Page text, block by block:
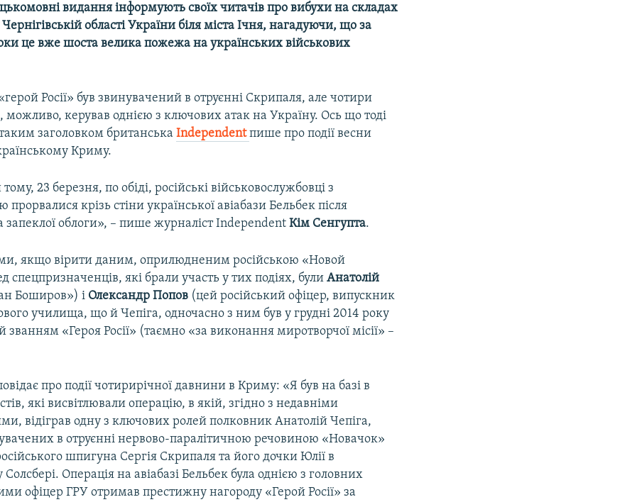
видання інформують своїх читачів про вибухи на складах
області України біля міста Ічня, нагадуючи, що за
це вже шоста велика пожежа на українських військових
Росії» був звинувачений в отруєнні Скрипаля, але чотири
можливо, керував однією з ключових атак на Україну. Ось що тоді
заголовком британськаIndependentпише про події весни
Криму.
23 березня, по обіді, російські військовослужбовці з
прорвалися крізь стіни української авіабази Бельбек після
запеклої облоги», – пише журналіст IndependentКім Сенгупта.
якщо вірити даним, оприлюдненим російською «Новой
спецпризначенців, які брали участь у тих подіях, булиАнатолій
Боширов») і Олександр Попов (цей російський офіцер, випускник
училища, що й Чепіга, одночасно з ним був у грудні 2014 року
«Героя Росії» (таємно «за виконання миротворчої місії» –
про події чотирирічної давнини в Криму: «Я був на базі в
які висвітлювали операцію, в якій, згідно з недавніми
відіграв одну з ключових ролей полковник Анатолій Чепіга,
в отруєнні нервово-паралітичною речовиною «Новачок»
шпигуна Сергія Скрипаля та його дочки Юлії в
Операція на авіабазі Бельбек була однією з головних
офіцер ГРУ отримав престижну нагороду «Герой Росії» за